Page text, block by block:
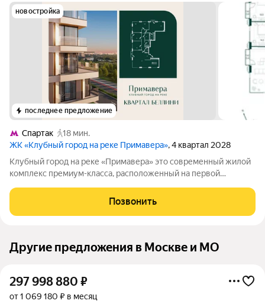
новостройка
последнее предложение
Спартак
18 мин.
ЖК «Клубный город на реке Примавера», 4 квартал 2028
Клубный город на реке «Примавера» это современный жилой
комплекс премиум-класса, расположенный на первой
Покровское-Стрешнево. Под панорамными окнами квартир
находится собственный экопарк с
Позвонить
Другие предложения в Москве и МО
297 998 880 ₽
от 1 069 180 ₽ в месяц